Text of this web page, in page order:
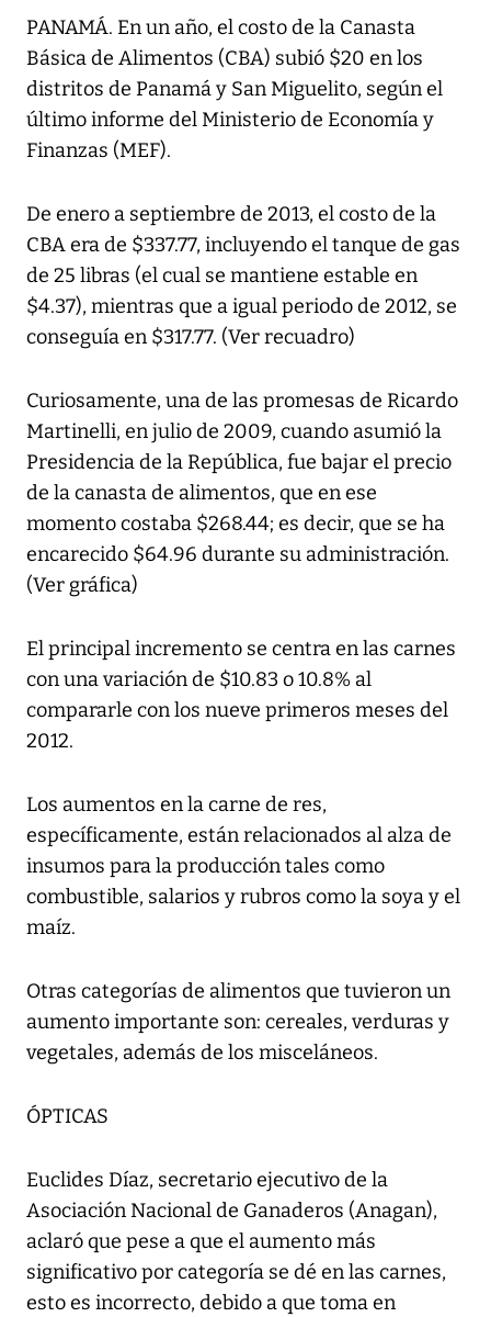
PANAMÁ. En un año, el costo de la Canasta
Básica de Alimentos (CBA) subió $20 en los
distritos de Panamá y San Miguelito, según el
último informe del Ministerio de Economía y
Finanzas (MEF).
De enero a septiembre de 2013, el costo de la
CBA era de $337.77, incluyendo el tanque de gas
de 25 libras (el cual se mantiene estable en
$4.37), mientras que a igual periodo de 2012, se
conseguía en $317.77. (Ver recuadro)
Curiosamente, una de las promesas de Ricardo
Martinelli, en julio de 2009, cuando asumió la
Presidencia de la República, fue bajar el precio
de la canasta de alimentos, que en ese
momento costaba $268.44; es decir, que se ha
encarecido $64.96 durante su administración.
(Ver gráfica)
El principal incremento se centra en las carnes
con una variación de $10.83 o 10.8% al
compararle con los nueve primeros meses del
2012.
Los aumentos en la carne de res,
específicamente, están relacionados al alza de
insumos para la producción tales como
combustible, salarios y rubros como la soya y el
maíz.
Otras categorías de alimentos que tuvieron un
aumento importante son: cereales, verduras y
vegetales, además de los misceláneos.
ÓPTICAS
Euclides Díaz, secretario ejecutivo de la
Asociación Nacional de Ganaderos (Anagan),
aclaró que pese a que el aumento más
significativo por categoría se dé en las carnes,
esto es incorrecto, debido a que toma en